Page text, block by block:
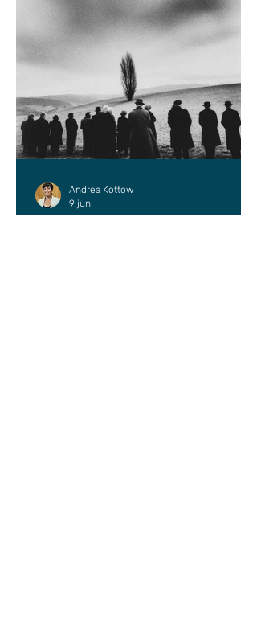
Andrea Kottow
9 jun